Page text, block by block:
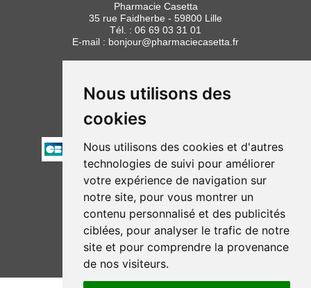
Nous utilisons des
cookies
Nous utilisons des cookies et d'autres
technologies de suivi pour améliorer
votre expérience de navigation sur
notre site, pour vous montrer un
contenu personnalisé et des publicités
ciblées, pour analyser le trafic de notre
site et pour comprendre la provenance
de nos visiteurs.
Pharmacie Casetta
35 rue Faidherbe - 59800 Lille
Tél. : 06 69 03 31 01
E-mail : bonjour@pharmaciecasetta.fr
HORAIRES
Lundi au vendredi : 8h30 à 19h30
Samedi : 9h00 à 19h30
PAIEMENT
NOUS SUIVRE